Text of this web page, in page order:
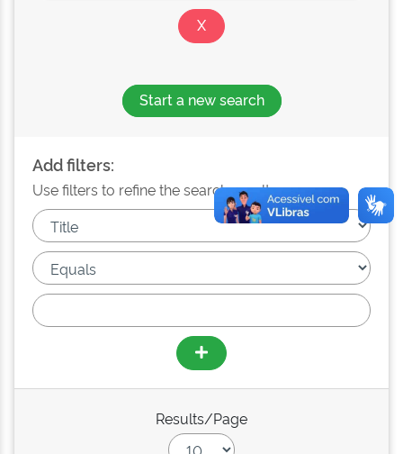
Start a new search
Add filters:
Use filters to refine the search results.
Results/Page